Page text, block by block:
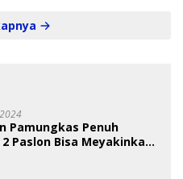
Pamungkas Penuh
Paslon Bisa Meyakinkan